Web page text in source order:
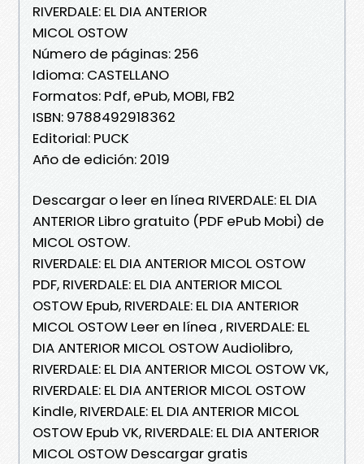
RIVERDALE: EL DIA ANTERIOR
MICOL OSTOW
Número de páginas: 256
Idioma: CASTELLANO
Formatos: Pdf, ePub, MOBI, FB2
ISBN: 9788492918362
Editorial: PUCK
Año de edición: 2019
Descargar o leer en línea RIVERDALE: EL DIA
ANTERIOR Libro gratuito (PDF ePub Mobi) de
MICOL OSTOW.
RIVERDALE: EL DIA ANTERIOR MICOL OSTOW
PDF, RIVERDALE: EL DIA ANTERIOR MICOL
OSTOW Epub, RIVERDALE: EL DIA ANTERIOR
MICOL OSTOW Leer en línea , RIVERDALE: EL
DIA ANTERIOR MICOL OSTOW Audiolibro,
RIVERDALE: EL DIA ANTERIOR MICOL OSTOW VK,
RIVERDALE: EL DIA ANTERIOR MICOL OSTOW
Kindle, RIVERDALE: EL DIA ANTERIOR MICOL
OSTOW Epub VK, RIVERDALE: EL DIA ANTERIOR
MICOL OSTOW Descargar gratis